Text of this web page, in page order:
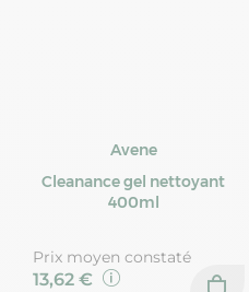
Avene
Cleanance gel nettoyant
400ml
Prix moyen constaté
13,62 €